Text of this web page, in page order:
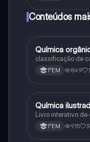
Conteúdos
Química
Química
classificação de
1°EM 849
Química
Química
Livro interativo
1°EM 915